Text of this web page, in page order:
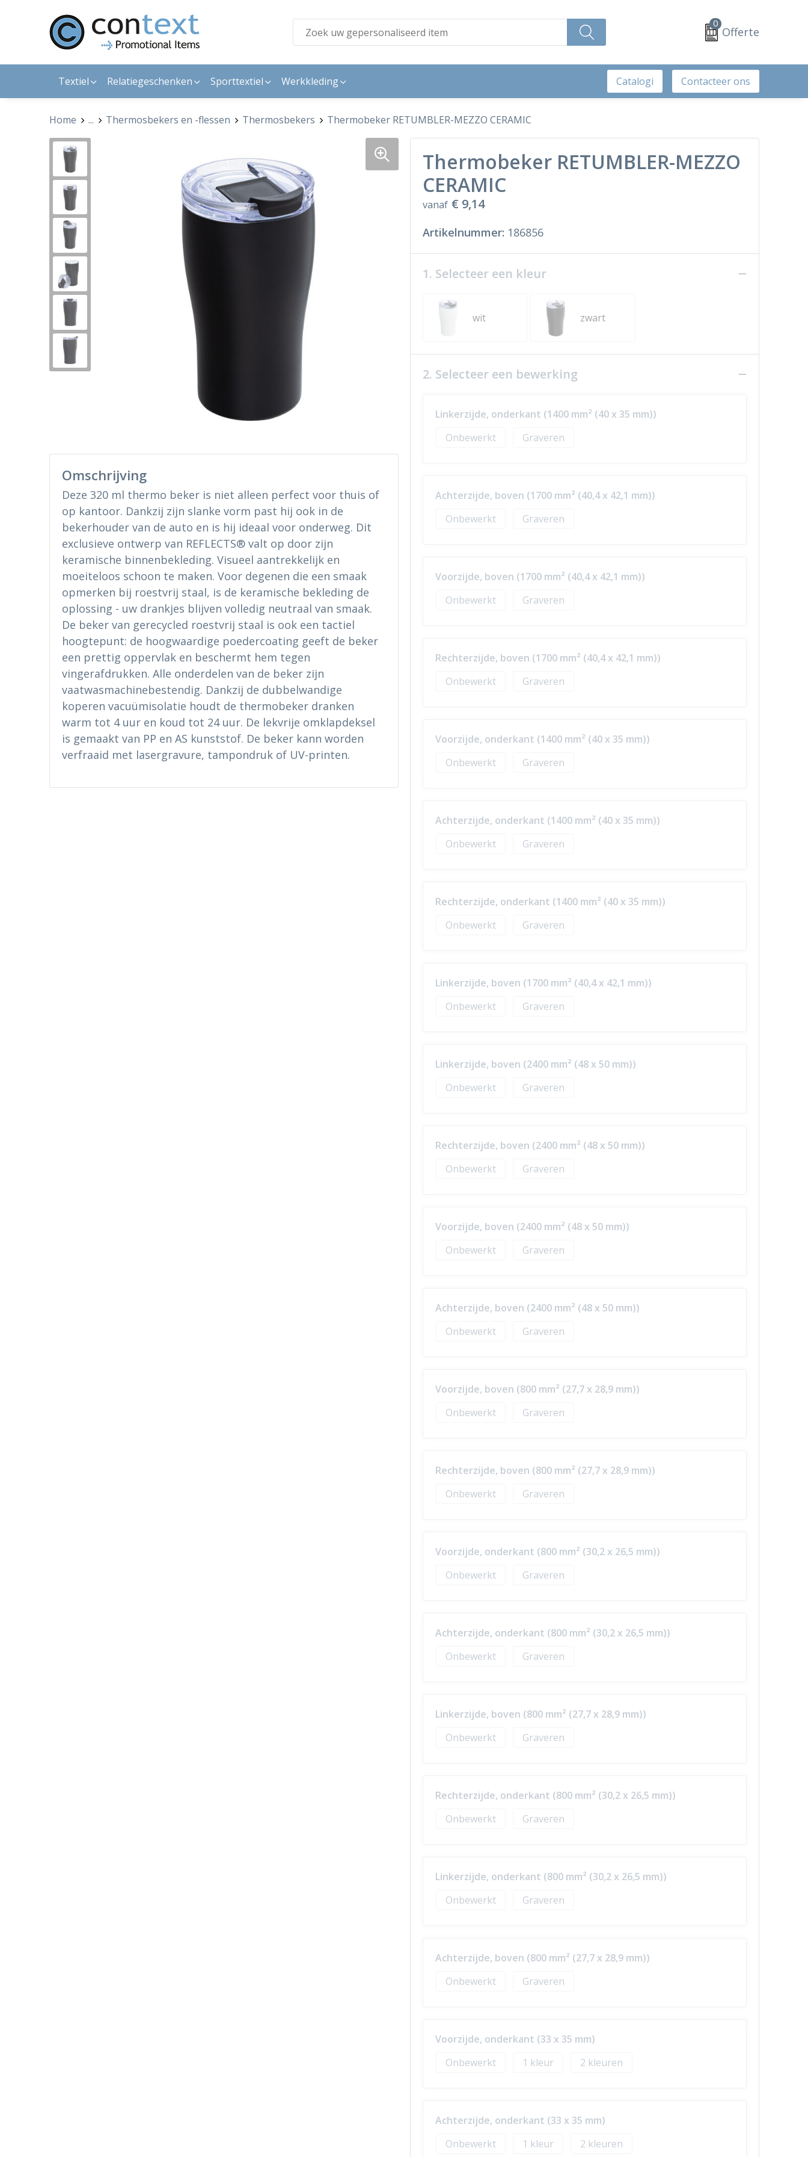
0
Offerte
Textiel Relatiegeschenken Sporttextiel Werkkleding Catalogi Contacteer ons
Home ... Thermosbekers en -flessen Thermosbekers Thermobeker RETUMBLER-MEZZO CERAMIC
Omschrijving
Deze 320 ml thermo beker is niet alleen perfect voor thuis of
op kantoor. Dankzij zijn slanke vorm past hij ook in de
bekerhouder van de auto en is hij ideaal voor onderweg. Dit
exclusieve ontwerp van REFLECTS® valt op door zijn
keramische binnenbekleding. Visueel aantrekkelijk en
moeiteloos schoon te maken. Voor degenen die een smaak
opmerken bij roestvrij staal, is de keramische bekleding de
oplossing - uw drankjes blijven volledig neutraal van smaak.
De beker van gerecycled roestvrij staal is ook een tactiel
hoogtepunt: de hoogwaardige poedercoating geeft de beker
een prettig oppervlak en beschermt hem tegen
vingerafdrukken. Alle onderdelen van de beker zijn
vaatwasmachinebestendig. Dankzij de dubbelwandige
koperen vacuümisolatie houdt de thermobeker dranken
warm tot 4 uur en koud tot 24 uur. De lekvrije omklapdeksel
is gemaakt van PP en AS kunststof. De beker kann worden
verfraaid met lasergravure, tampondruk of UV-printen.
Thermobeker RETUMBLER-MEZZO
CERAMIC
vanaf € 9,14
Artikelnummer: 186856
1. Selecteer een kleur
wit zwart
2. Selecteer een bewerking
Linkerzijde, onderkant (1400 mm² (40 x 35 mm))
Onbewerkt
Graveren
Achterzijde, boven (1700 mm² (40,4 x 42,1 mm))
Onbewerkt
Graveren
Voorzijde, boven (1700 mm² (40,4 x 42,1 mm))
Onbewerkt
Graveren
Rechterzijde, boven (1700 mm² (40,4 x 42,1 mm))
Onbewerkt
Graveren
Voorzijde, onderkant (1400 mm² (40 x 35 mm))
Onbewerkt
Graveren
Achterzijde, onderkant (1400 mm² (40 x 35 mm))
Onbewerkt
Graveren
Rechterzijde, onderkant (1400 mm² (40 x 35 mm))
Onbewerkt
Graveren
Linkerzijde, boven (1700 mm² (40,4 x 42,1 mm))
Onbewerkt
Graveren
Linkerzijde, boven (2400 mm² (48 x 50 mm))
Onbewerkt
Graveren
Rechterzijde, boven (2400 mm² (48 x 50 mm))
Onbewerkt
Graveren
Voorzijde, boven (2400 mm² (48 x 50 mm))
Onbewerkt
Graveren
Achterzijde, boven (2400 mm² (48 x 50 mm))
Onbewerkt
Graveren
Voorzijde, boven (800 mm² (27,7 x 28,9 mm))
Onbewerkt
Graveren
Rechterzijde, boven (800 mm² (27,7 x 28,9 mm))
Onbewerkt
Graveren
Voorzijde, onderkant (800 mm² (30,2 x 26,5 mm))
Onbewerkt
Graveren
Achterzijde, onderkant (800 mm² (30,2 x 26,5 mm))
Onbewerkt
Graveren
Linkerzijde, boven (800 mm² (27,7 x 28,9 mm))
Onbewerkt
Graveren
Rechterzijde, onderkant (800 mm² (30,2 x 26,5 mm))
Onbewerkt
Graveren
Linkerzijde, onderkant (800 mm² (30,2 x 26,5 mm))
Onbewerkt
Graveren
Achterzijde, boven (800 mm² (27,7 x 28,9 mm))
Onbewerkt
Graveren
Voorzijde, onderkant (33 x 35 mm)
Onbewerkt
1 2
Achterzijde, onderkant (33 x 35 mm)
Onbewerkt
1 2